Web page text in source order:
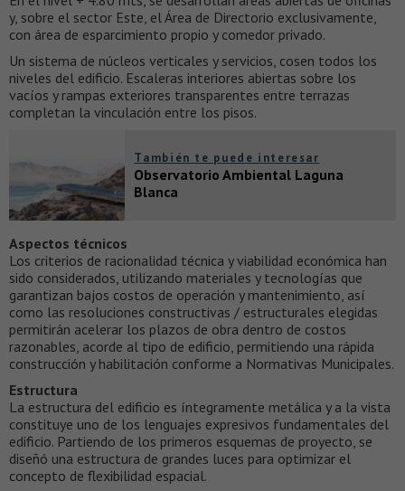
y, sobre el sector Este, el Área de Directorio exclusivamente,
con área de esparcimiento propio y comedor privado.
Un sistema de núcleos verticales y servicios, cosen todos los
niveles del edificio. Escaleras interiores abiertas sobre los
vacíos y rampas exteriores transparentes entre terrazas
completan la vinculación entre los pisos.
También te puede interesar
Observatorio Ambiental Laguna
Blanca
Aspectos técnicos
Los criterios de racionalidad técnica y viabilidad económica han
sido considerados, utilizando materiales y tecnologías que
garantizan bajos costos de operación y mantenimiento, así
como las resoluciones constructivas / estructurales elegidas
permitirán acelerar los plazos de obra dentro de costos
razonables, acorde al tipo de edificio, permitiendo una rápida
construcción y habilitación conforme a Normativas Municipales.
Estructura
La estructura del edificio es íntegramente metálica y a la vista
constituye uno de los lenguajes expresivos fundamentales del
edificio. Partiendo de los primeros esquemas de proyecto, se
diseñó una estructura de grandes luces para optimizar el
concepto de flexibilidad espacial.